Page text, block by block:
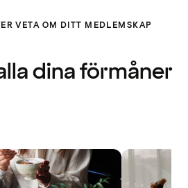
VETA OM DITT MEDLEMSKAP
dina förmåner